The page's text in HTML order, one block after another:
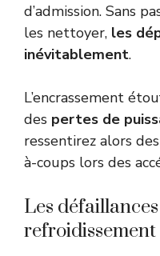
d’admission. Sans
les nettoyer, les
inévitablement.
L’encrassement
des pertes de
ressentirez alors
à-coups lors des
Les
refroidissement